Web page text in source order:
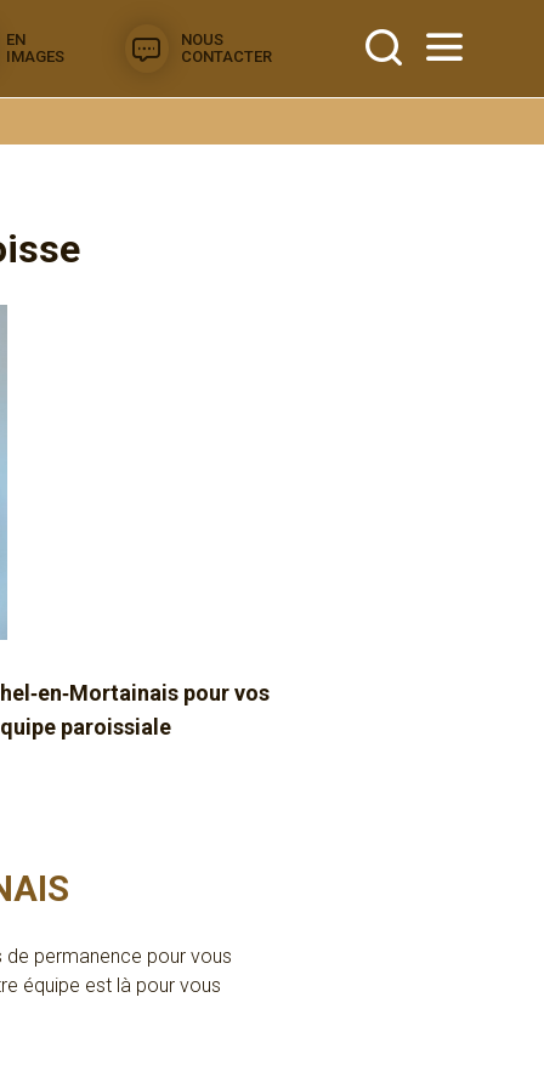
EN
IMAGES
NOUS
CONTACTER
pour vos
paroissiale
permanence pour vous
équipe est là pour vous